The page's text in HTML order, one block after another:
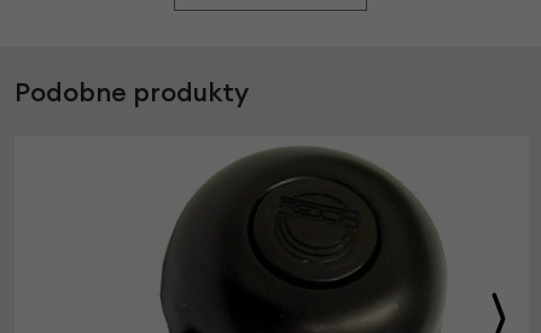
Podobne produkty